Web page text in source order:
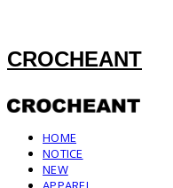
CROCHEANT
HOME
NOTICE
NEW